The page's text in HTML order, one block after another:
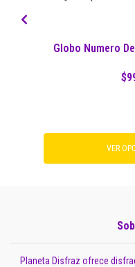
Globo Numero
VER
Planeta Disfraz ofrece